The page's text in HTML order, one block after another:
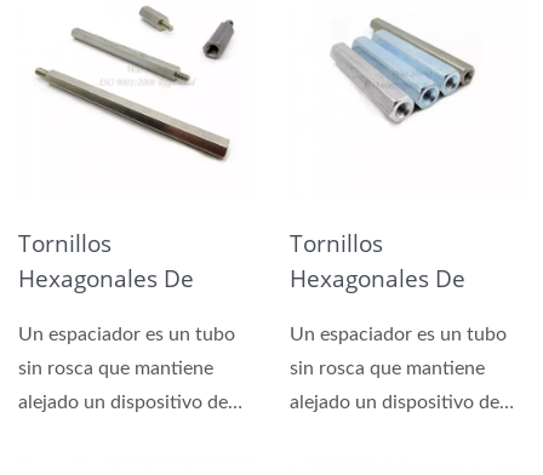
Tornillos
Hexagonales De
Hembra Para PCB De
Metal
Un espaciador es un tubo
sin rosca que mantiene
alejado un dispositivo de
Tornillos
Hexagonales De
Un espaciador es un tubo
sin rosca que mantiene
alejado un dispositivo de